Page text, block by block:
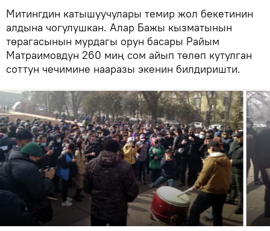
Митингдин катышуучулары темир жол бекетинин
алдына чогулушкан. Алар Бажы кызматынын
төрагасынын мурдагы орун басары Райым
Матраимовдун 260 миң сом айып төлөп кутулган
соттун чечимине нааразы экенин билдиришти.